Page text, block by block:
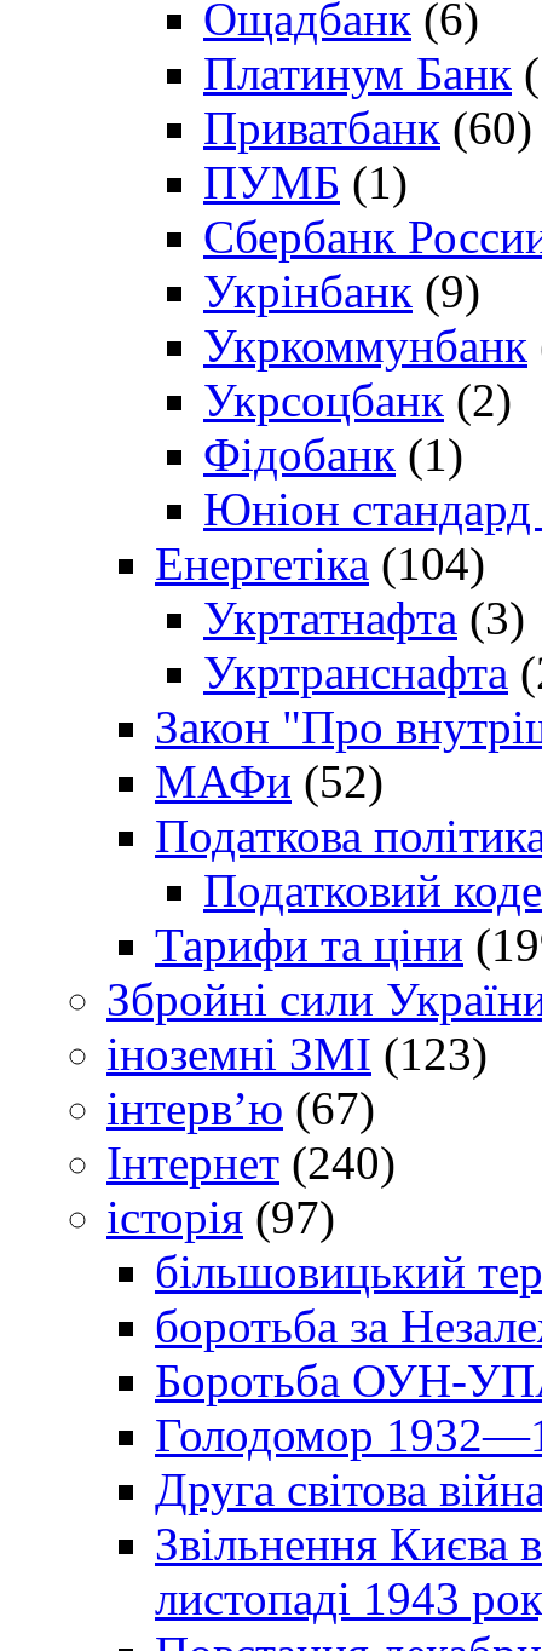
Ощадбанк (6)
Платинум Банк
Приватбанк (60)
ПУМБ (1)
Сбербанк
Укрінбанк (9)
Укркоммунбанк
Укрсоцбанк (2)
Фідобанк (1)
Юніон стандард
Енергетіка (104)
Укртатнафта (3)
Укртранснафта
Закон "Про
МАФи (52)
Податкова
Податковий
Тарифи та ціни
Збройні сили
іноземні ЗМІ (123)
інтерв’ю (67)
Інтернет (240)
історія (97)
більшовицький
боротьба за
Боротьба ОУН-УПА
Голодомор
Друга світова
Звільнення Києва
листопаді 1943